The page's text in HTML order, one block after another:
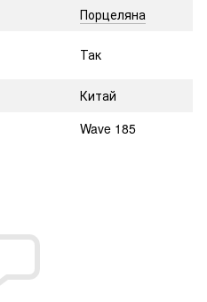
Порцеляна
Так
Китай
Wave 185